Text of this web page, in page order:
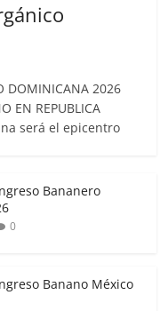
DOMINICANA 2026
EN REPUBLICA
será el epicentro
Bananero
0
Banano México